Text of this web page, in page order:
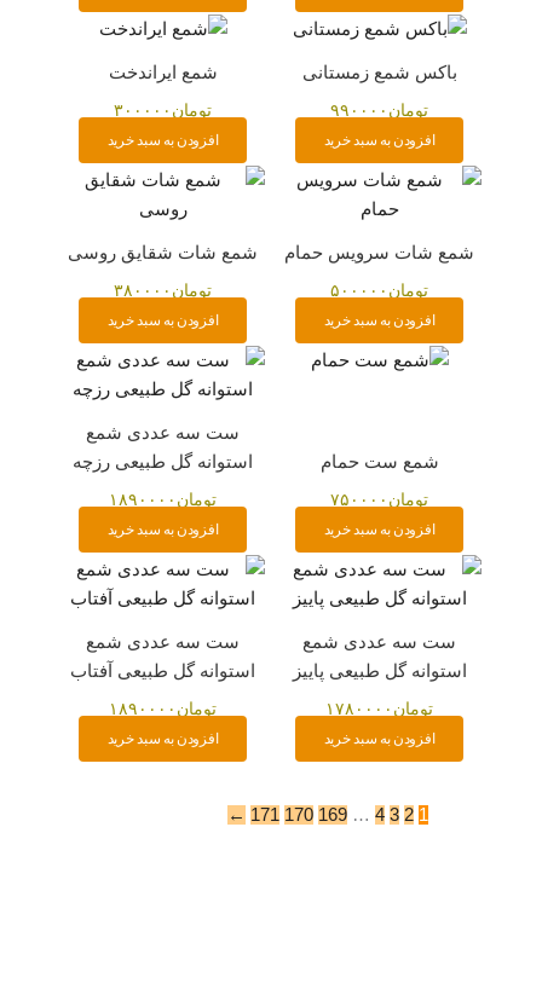
باکس شمع زمستانی
تومان ۹۹۰۰۰۰
افزودن به سبد خرید
شمع ایراندخت
تومان ۳۰۰۰۰۰
افزودن به سبد خرید
شمع شات سرویس حمام
تومان ۵۰۰۰۰۰
افزودن به سبد خرید
شمع شات شقایق روسی
تومان ۳۸۰۰۰۰
افزودن به سبد خرید
شمع ست حمام
تومان ۷۵۰۰۰۰
افزودن به سبد خرید
ست سه عددی شمع
استوانه گل طبیعی رزچه
تومان ۱۸۹۰۰۰۰
افزودن به سبد خرید
ست سه عددی شمع
استوانه گل طبیعی پاییز
تومان ۱۷۸۰۰۰۰
افزودن به سبد خرید
ست سه عددی شمع
استوانه گل طبیعی آفتاب
تومان ۱۸۹۰۰۰۰
افزودن به سبد خرید
1
2
3
4
…
169
170
171
←